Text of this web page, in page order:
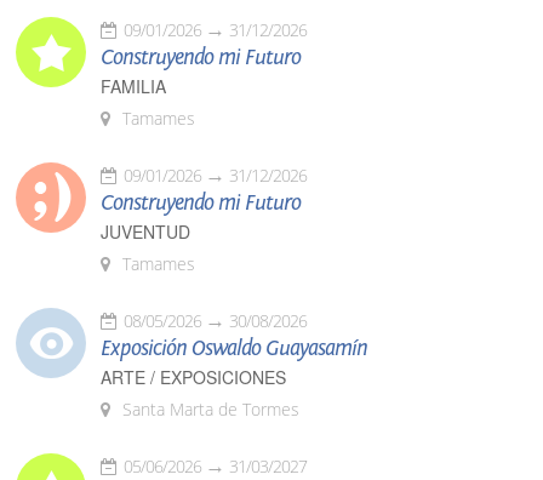
09/01/2026 31/12/2026
Construyendo mi Futuro
FAMILIA
Tamames
09/01/2026 31/12/2026
Construyendo mi Futuro
JUVENTUD
Tamames
08/05/2026 30/08/2026
Exposición Oswaldo Guayasamín
ARTE / EXPOSICIONES
Santa Marta de Tormes
05/06/2026 31/03/2027